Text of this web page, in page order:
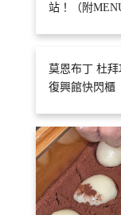
站！（附
莫恩布丁 杜拜
復興館快閃櫃